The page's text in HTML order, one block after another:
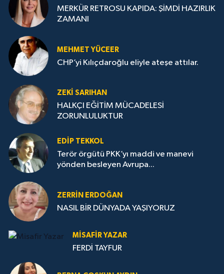
MERKÜR RETROSU KAPIDA: ŞİMDİ HAZIRLIK
ZAMANI
MEHMET YÜCEER
CHP’yi Kılıçdaroğlu eliyle ateşe attılar.
ZEKI SARIHAN
HALKÇI EĞİTİM MÜCADELESİ
ZORUNLULUKTUR
EDIP TEKKOL
Terör örgütü PKK’yı maddi ve manevi
yönden besleyen Avrupa...
ZERRIN ERDOĞAN
NASIL BİR DÜNYADA YAŞIYORUZ
MISAFIR YAZAR
FERDİ TAYFUR